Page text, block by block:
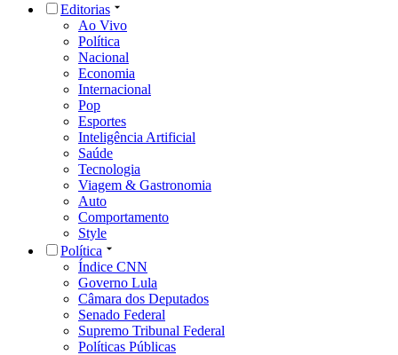
Editorias
Ao Vivo
Política
Nacional
Economia
Internacional
Pop
Esportes
Inteligência Artificial
Saúde
Tecnologia
Viagem & Gastronomia
Auto
Comportamento
Style
Política
Índice CNN
Governo Lula
Câmara dos Deputados
Senado Federal
Supremo Tribunal Federal
Políticas Públicas